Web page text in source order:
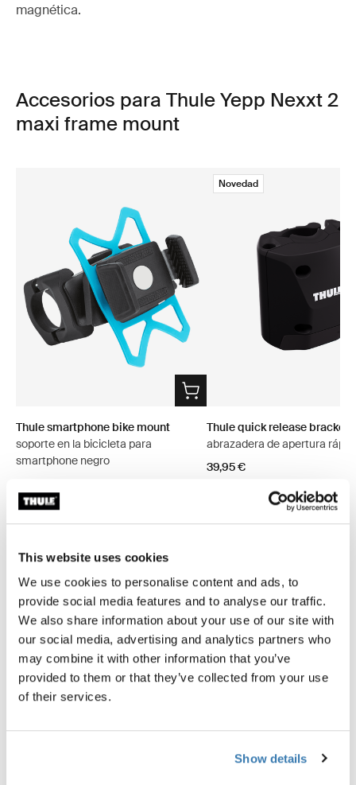
This website uses cookies
We use cookies to personalise content and ads, to
provide social media features and to analyse our traffic.
We also share information about your use of our site with
our social media, advertising and analytics partners who
may combine it with other information that you’ve
provided to them or that they’ve collected from your use
of their services.
Show details
magnética.
Accesorios para Thule Yepp Nexxt 2
maxi frame mount
Thule smartphone bike mount
soporte en la bicicleta para
smartphone negro
Novedad
Thule quick release bracket
abrazadera de apertura
39,95 €
Toggle overview
Descripción del producto
Toggle features
Todas las características
Especificaciones técnicas